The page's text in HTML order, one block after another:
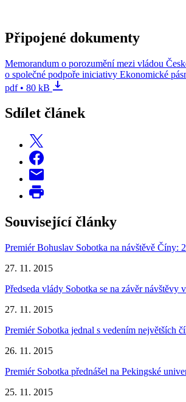
Připojené dokumenty
Memorandum o porozumění mezi vládou
o společné podpoře iniciativy Ekonomické
pdf • 80 kB
Sdílet článek
Související články
Premiér Bohuslav Sobotka na návštěvě Číny:
27. 11. 2015
Předseda vlády Sobotka se na závěr
27. 11. 2015
Premiér Sobotka jednal s vedením největších
26. 11. 2015
Premiér Sobotka přednášel na Pekingské
25. 11. 2015